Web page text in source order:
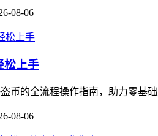
08-06
松上手
币的全流程操作指南，助力零基
08-06